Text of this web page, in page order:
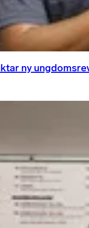
ny